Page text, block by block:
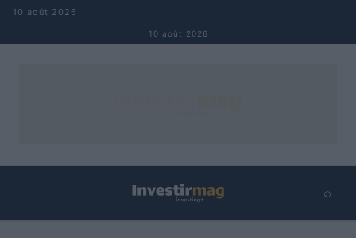
Aller au contenu
10 août 2026
10 août 2026
⌕